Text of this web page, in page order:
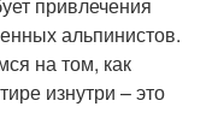
альпинистов.
на том, как
изнутри – это